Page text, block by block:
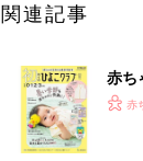
関連記事
赤ち
ての
赤